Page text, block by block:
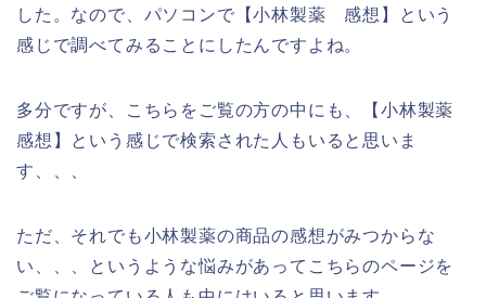
した。なので、パソコンで【小林製薬 感想】という
感じで調べてみることにしたんですよね。
多分ですが、こちらをご覧の方の中にも、【小林製薬
感想】という感じで検索された人もいると思いま
す、、、
ただ、それでも小林製薬の商品の感想がみつからな
い、、、というような悩みがあってこちらのページを